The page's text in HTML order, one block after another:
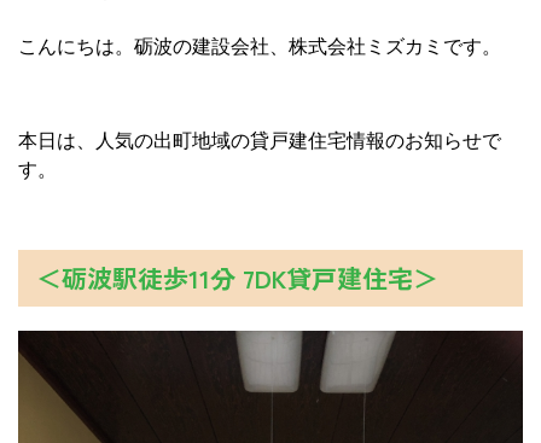
こんにちは。砺波の建設会社、株式会社ミズカミです。
本日は、人気の出町地域の貸戸建住宅情報のお知らせで
す。
＜砺波駅徒歩11分 7DK貸戸建住宅＞